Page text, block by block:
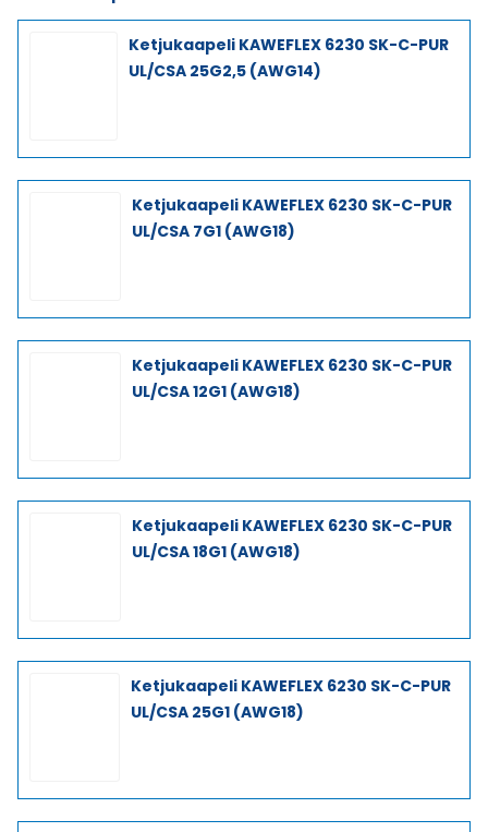
Ketjukaapeli KAWEFLEX 6230 SK-C-PUR
UL/CSA 25G2,5 (AWG14)
Ketjukaapeli KAWEFLEX 6230 SK-C-PUR
UL/CSA 7G1 (AWG18)
Ketjukaapeli KAWEFLEX 6230 SK-C-PUR
UL/CSA 12G1 (AWG18)
Ketjukaapeli KAWEFLEX 6230 SK-C-PUR
UL/CSA 18G1 (AWG18)
Ketjukaapeli KAWEFLEX 6230 SK-C-PUR
UL/CSA 25G1 (AWG18)